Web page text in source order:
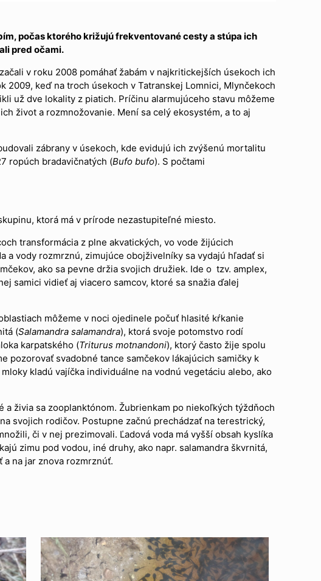
počas ktorého križujú frekventované cesty a stúpa ich
pred očami.
v roku 2008 pomáhať žabám v najkritickejších úsekoch ich
keď na troch úsekoch v Tatranskej Lomnici, Mlynčekoch
už dve lokality z piatich. Príčinu alarmujúceho stavu môžeme
život a rozmnožovanie. Mení sa celý ekosystém, a to aj
zábrany v úsekoch, kde evidujú ich zvýšenú mortalitu
ropúch bradavičnatých (Bufo bufo). S počtami
ktorá má v prírode nezastupiteľné miesto.
transformácia z plne akvatických, vo vode žijúcich
a vody rozmrznú, zimujúce obojživelníky sa vydajú hľadať si
ako sa pevne držia svojich družiek. Ide o tzv. amplex,
samici vidieť aj viacero samcov, ktoré sa snažia ďalej
môžeme v noci ojedinele počuť hlasité kŕkanie
(Salamandra salamandra), ktorá svoje potomstvo rodí
karpatského (Triturus motnandoni), ktorý často žije spolu
pozorovať svadobné tance samčekov lákajúcich samičky k
kladú vajíčka individuálne na vodnú vegetáciu alebo, ako
živia sa zooplanktónom. Žubrienkam po niekoľkých týždňoch
svojich rodičov. Postupne začnú prechádzať na terestrický,
či v nej prezimovali. Ľadová voda má vyšší obsah kyslíka
zimu pod vodou, iné druhy, ako napr. salamandra škvrnitá,
na jar znova rozmrznúť.